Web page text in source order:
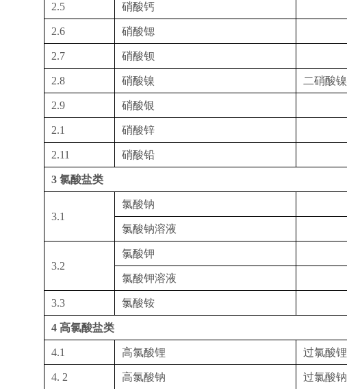
2.5 硝酸钙
2.6 硝酸锶
2.7 硝酸钡
2.8 硝酸镍 二硝酸镍
2.9 硝酸银
2.1 硝酸锌
2.11 硝酸铅
3 氯酸盐类
3.1
氯酸钠
氯酸钠溶液
3.2
氯酸钾
氯酸钾溶液
3.3 氯酸铵
4 高氯酸盐类
4.1 高氯酸锂 过氯酸锂
4. 2 高氯酸钠 过氯酸钠